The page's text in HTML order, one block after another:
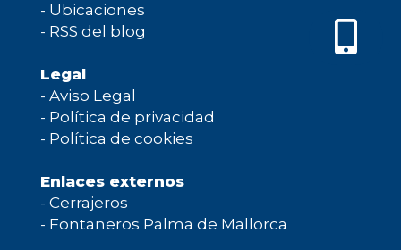
- Ubicaciones
- RSS del blog
Legal
- Aviso Legal
- Política de privacidad
- Política de cookies
Enlaces externos
- Cerrajeros
- Fontaneros Palma de Mallorca